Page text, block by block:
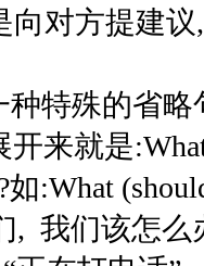
向对方提建议,
种特殊的省略
来就是
:What
, 我们该怎么